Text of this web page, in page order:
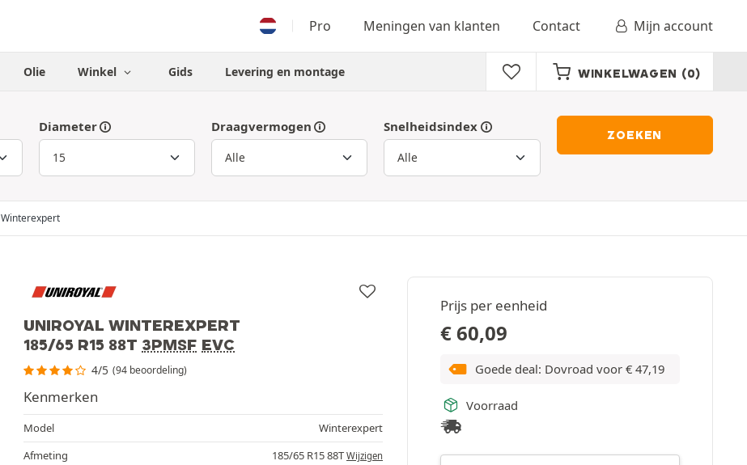
Pro Meningen van klanten Contact Mijn account
Olie Winkel Gids Levering en montage WINKELWAGEN (0)
Diameter Draagvermogen Snelheidsindex
ZOEKEN
Winterexpert
UNIROYAL WINTEREXPERT
185/65 R15 88T 3PMSF EVC
4/5 (94 beoordeling)
Prijs per eenheid
€60,09
Goede deal: Dovroad voor € 47,19
Voorraad
Kenmerken
Model
Winterexpert
Afmeting
185/65 R15 88T Wijzigen